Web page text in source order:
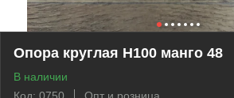
Опора круглая Н100 манго 48
В наличии
Код: 0750
Опт и розница